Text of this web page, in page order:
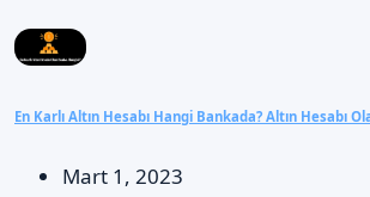
En Karlı Altın Hesabı Hangi Bankada? Altın Hesabı
Mart 1, 2023